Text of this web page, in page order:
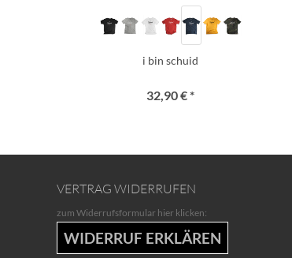
i bin schuid
32,90 € *
VERTRAG WIDERRUFEN
zum Widerrufsformular hier klicken:
WIDERRUF ERKLÄREN